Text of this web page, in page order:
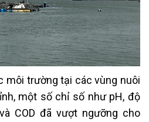
môi trường tại các vùng nuôi
một số chỉ số như pH, độ
COD đã vượt ngưỡng cho